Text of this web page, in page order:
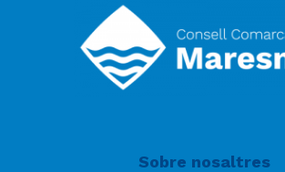
Sobre nosaltres